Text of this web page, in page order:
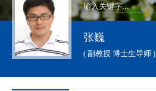
张巍
( 副教授 博士生导师 )